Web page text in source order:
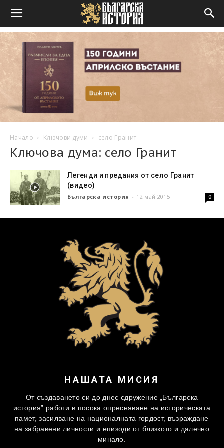
Начало Ключови думи село Гранит
Ключова дума: село Гранит
Легенди и предания от село Гранит
(видео)
Българска история - 12 май 2015 0
НАШАТА МИСИЯ
От създаването си до днес сдружение „Българска
история” работи в посока опресняване на историческата
памет, засилване на националната гордост, възраждане
на забравени личности и епизоди от близкото и далечно
минало.